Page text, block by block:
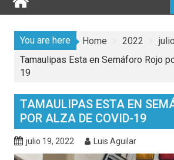
You are here Home 2022 julio
Tamaulipas Esta en Semáforo Rojo
19
TAMAULIPAS ESTA EN
POR ALZA DE COVID-19
julio 19, 2022 Luis Aguilar